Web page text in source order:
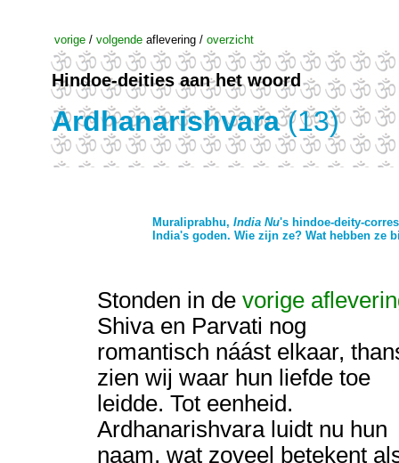
vorige / volgende aflevering / overzicht
Hindoe-deities aan het woord
Ardhanarishvara(13)
Muraliprabhu, India Nu's hindoe-deity-
India's goden. Wie zijn ze? Wat hebben ze
Stonden in de vorige
Shiva en Parvati nog
romantisch náást elkaar,
zien wij waar hun liefde toe
leidde. Tot eenheid.
Ardhanarishvara luidt nu hun
naam, wat zoveel betekent